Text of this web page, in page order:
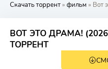
Скачать торрент» фильм » Вот
ВОТ ЭТО ДРАМА!
ТОРРЕНТ
7.105